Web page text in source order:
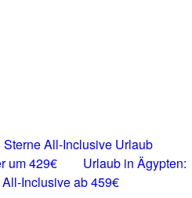
All-Inclusive Urlaub
um 429€
Urlaub in Ägypten:
Inclusive ab 459€